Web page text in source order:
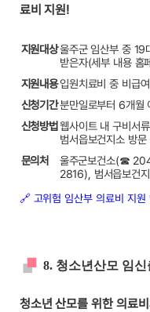
료비 지원!
지원대상울주군 임산부 중 19
받은자(세부 내용 홈
지원내용입원치료비 중 비급
신청기간분만일로부터 6개월
신청방법 웹사이트 내 구비서
범서읍보건지소 방문
문의처
울주군보건소(☎
2816), 범서읍보
🔗 고위험 임산부 의료비 지원
8. 청소년산모 임신
청소년 산모를 위한 의료